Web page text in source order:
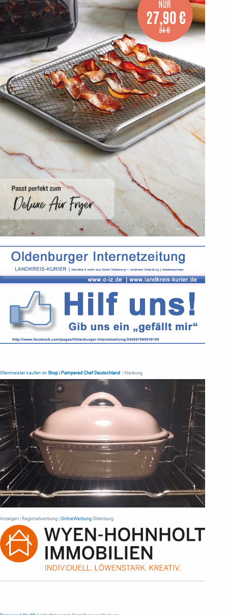
Ofenmeister kaufen im Shop | Pampered Chef Deutschland | Werbung
Anzeigen | Regionalwerbung | OnlineWerbung Oldenburg